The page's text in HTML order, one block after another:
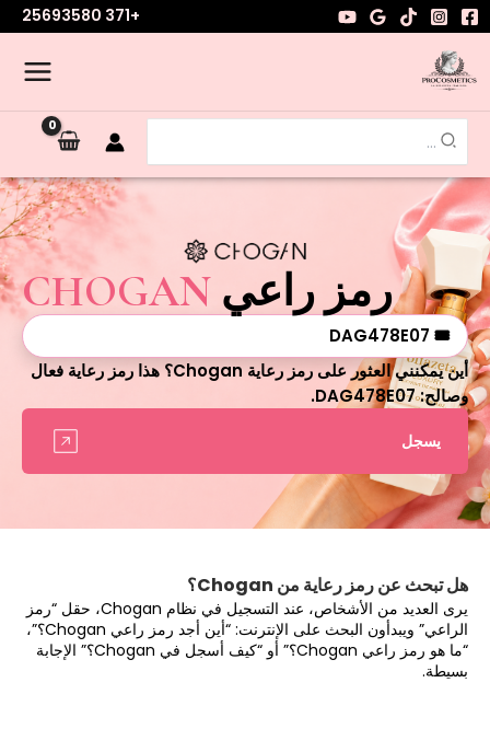
تخطي
إلى
المحتوى
+371 25693580
البحث
عن:
رمز راعي CHOGAN
🎟 DAG478E07
أين يمكنني العثور على رمز رعاية Chogan؟ هذا رمز رعاية فعال
وصالح: DAG478E07.
يسجل
هل تبحث عن رمز رعاية من Chogan؟
يرى العديد من الأشخاص، عند التسجيل في نظام Chogan، حقل “رمز
الراعي” ويبدأون البحث على الإنترنت: “أين أجد رمز راعي Chogan؟”،
“ما هو رمز راعي Chogan؟” أو “كيف أسجل في Chogan؟” الإجابة
بسيطة.